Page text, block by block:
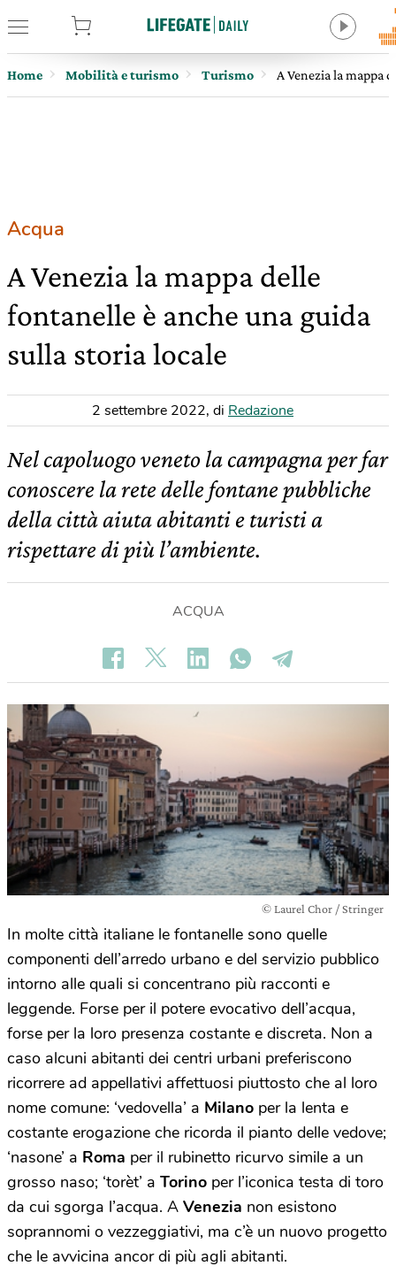
Home Mobilità e turismo Turismo A Venezia la mappa
Acqua
A Venezia la mappa delle
fontanelle è anche una guida
sulla storia locale
2 settembre 2022, di Redazione
Nel capoluogo veneto la campagna per far
conoscere la rete delle fontane pubbliche
della città aiuta abitanti e turisti a
rispettare di più l’ambiente.
ACQUA
© Laurel Chor / Stringer
In molte città italiane le fontanelle sono quelle
componenti dell’arredo urbano e del servizio pubblico
intorno alle quali si concentrano più racconti e
leggende. Forse per il potere evocativo dell’acqua,
forse per la loro presenza costante e discreta. Non a
caso alcuni abitanti dei centri urbani preferiscono
ricorrere ad appellativi affettuosi piuttosto che al loro
nome comune: ‘vedovella’ a Milano per la lenta e
costante erogazione che ricorda il pianto delle vedove;
‘nasone’ a Roma per il rubinetto ricurvo simile a un
grosso naso; ‘torèt’ a Torino per l’iconica testa di toro
da cui sgorga l’acqua. A Venezia non esistono
soprannomi o vezzeggiativi, ma c’è un nuovo progetto
che le avvicina ancor di più agli abitanti.